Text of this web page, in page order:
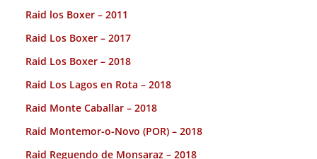
Raid los Boxer – 2011
Raid Los Boxer – 2017
Raid Los Boxer – 2018
Raid Los Lagos en Rota – 2018
Raid Monte Caballar – 2018
Raid Montemor-o-Novo (POR) – 2018
Raid Reguendo de Monsaraz – 2018